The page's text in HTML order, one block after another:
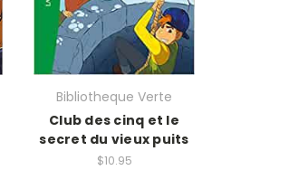
Bibliotheque Verte
Club des cinq et le
secret du vieux puits
$10.95